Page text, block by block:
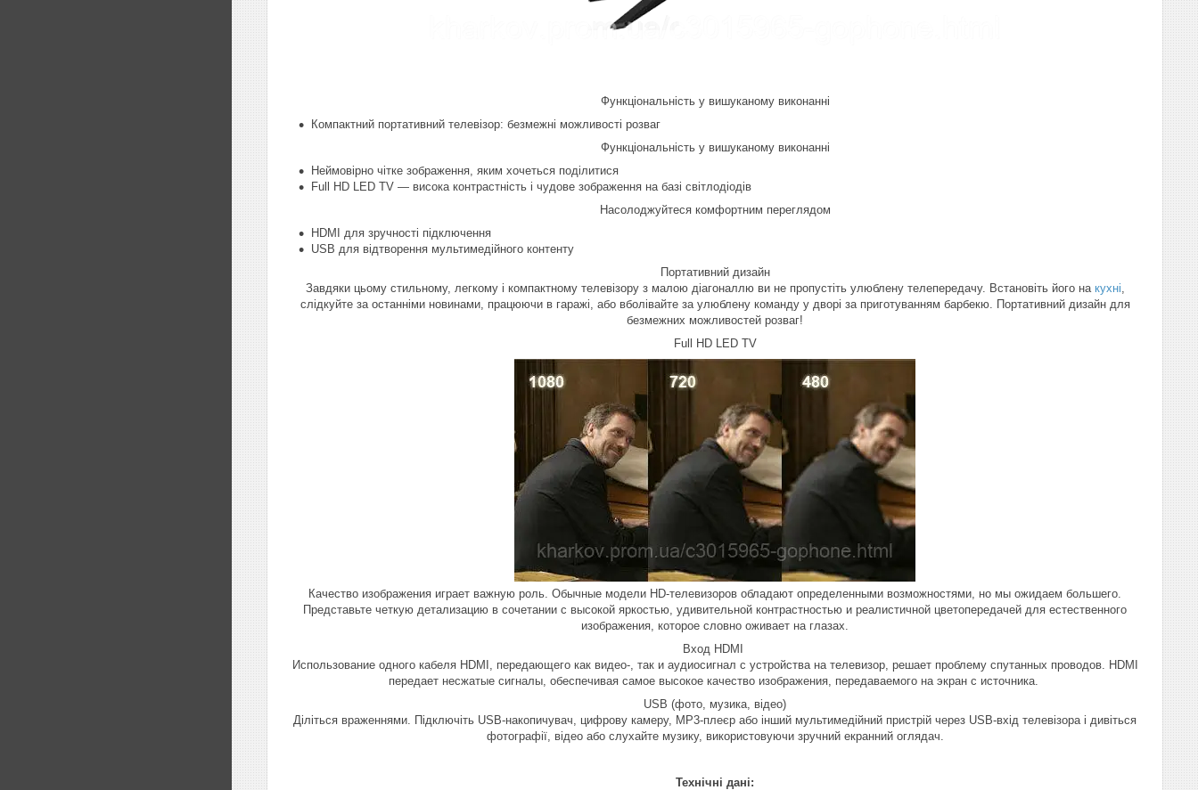
Функціональність у вишуканому виконанні
Компактний портативний телевізор: безмежні можливості розваг
Функціональність у вишуканому виконанні
Неймовірно чітке зображення, яким хочеться поділитися
Full HD LED TV — висока контрастність і чудове зображення на базі світлодіодів
Насолоджуйтеся комфортним переглядом
HDMI для зручності підключення
USB для відтворення мультимедійного контенту
Портативний дизайн
Завдяки цьому стильному, легкому і компактному телевізору з малою діагоналлю ви не пропустіть улюблену телепередачу. Встановіть його на кухні
слідкуйте за останніми новинами, працюючи в гаражі, або вболівайте за улюблену команду у дворі за приготуванням барбекю. Портативний дизайн для
безмежних можливостей розваг!
Full HD LED TV
Качество изображения играет важную роль. Обычные модели HD-телевизоров обладают определенными возможностями, но мы ожидаем большего.
Представьте четкую детализацию в сочетании с высокой яркостью, удивительной контрастностью и реалистичной цветопередачей для естественного
изображения, которое словно оживает на глазах.
Вход HDMI
Использование одного кабеля HDMI, передающего как видео-, так и аудиосигнал с устройства на телевизор, решает проблему спутанных проводов. HDMI
передает несжатые сигналы, обеспечивая самое высокое качество изображения, передаваемого на экран с источника.
USB (фото, музика, відео)
Діліться враженнями. Підключіть USB-накопичувач, цифрову камеру, MP3-плеєр або інший мультимедійний пристрій через USB-вхід телевізора і дивіться
фотографії, відео або слухайте музику, використовуючи зручний екранний оглядач.
Технічні дані: